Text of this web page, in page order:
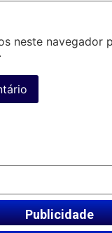
neste navegador
Publicidade